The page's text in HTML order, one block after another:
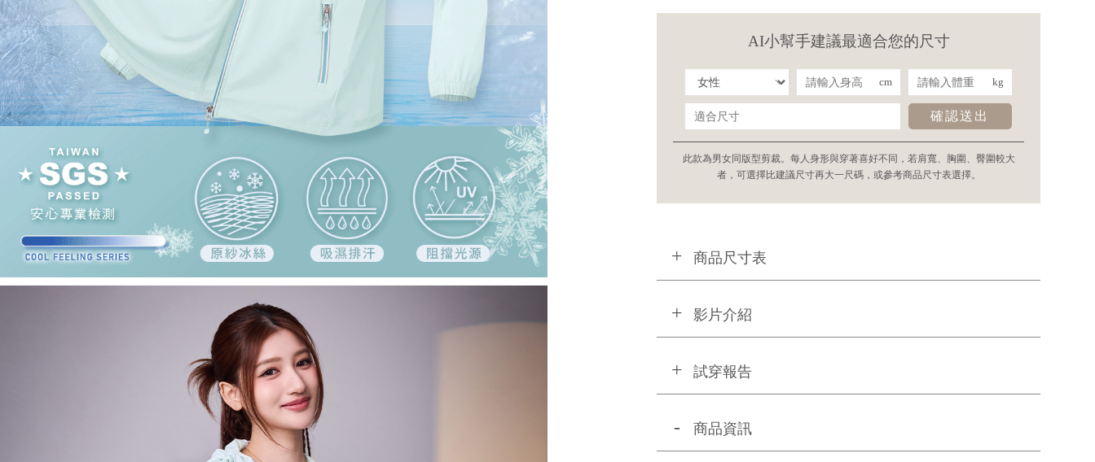
AI小幫手建議最適合您的尺寸
cm kg
確認送出
此款為男女同版型剪裁。每人身形與穿著喜好不同，若肩寬、胸圍、臀圍較大
者，可選擇比建議尺寸再大一尺碼，或參考商品尺寸表選擇。
商品尺寸表
影片介紹
試穿報告
商品資訊